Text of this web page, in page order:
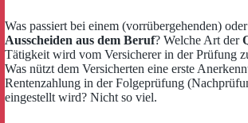
Was passiert bei einem (vorrübergehenden) oder
Ausscheiden aus dem Beruf? Welche Art der
Tätigkeit wird vom Versicherer in der Prüfung
Was nützt dem Versicherten eine erste
Rentenzahlung in der Folgeprüfung
eingestellt wird? Nicht so viel.